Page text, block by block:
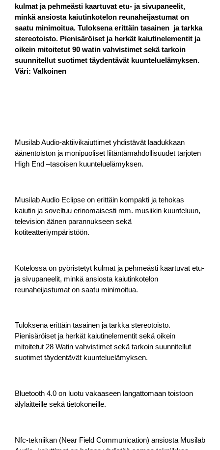
kulmat ja pehmeästi kaartuvat etu- ja sivupaneelit,
minkä ansiosta kaiutinkotelon reunaheijastumat on
saatu minimoitua. Tuloksena erittäin tasainen ja tarkka
stereotoisto. Pienisäröiset ja herkät kaiutinelementit ja
oikein mitoitetut 90 watin vahvistimet sekä tarkoin
suunnitellut suotimet täydentävät kuunteluelämyksen.
Väri: Valkoinen
Musilab Audio-aktiivikaiuttimet yhdistävät laadukkaan
äänentoiston ja monipuoliset liitäntämahdollisuudet tarjoten
High End –tasoisen kuunteluelämyksen.
Musilab Audio Eclipse on erittäin kompakti ja tehokas
kaiutin ja soveltuu erinomaisesti mm. musiikin kuunteluun,
television äänen parannukseen sekä
kotiteatteriympäristöön.
Kotelossa on pyöristetyt kulmat ja pehmeästi kaartuvat etu-
ja sivupaneelit, minkä ansiosta kaiutinkotelon
reunaheijastumat on saatu minimoitua.
Tuloksena erittäin tasainen ja tarkka stereotoisto.
Pienisäröiset ja herkät kaiutinelementit sekä oikein
mitoitetut 28 Watin vahvistimet sekä tarkoin suunnitellut
suotimet täydentävät kuunteluelämyksen.
Bluetooth 4.0 on luotu vakaaseen langattomaan toistoon
älylaitteille sekä tietokoneille.
Nfc-tekniikan (Near Field Communication) ansiosta Musilab